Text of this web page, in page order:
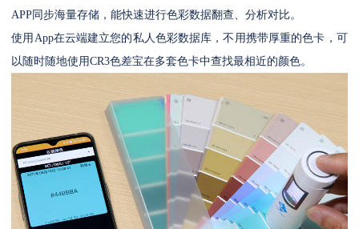
APP同步海量存储，能快速进行色彩数据翻查、分析对比。
使用App在云端建立您的私人色彩数据库，不用携带厚重的色卡，可
以随时随地使用CR3色差宝在多套色卡中查找最相近的颜色。